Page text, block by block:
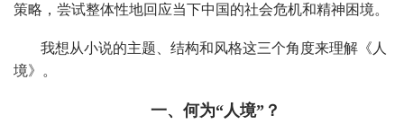
策略，尝试整体性地回应当下中国的社会危机和精神困境。
我想从小说的主题、结构和风格这三个角度来理解《人
境》。
一、何为“人境”？